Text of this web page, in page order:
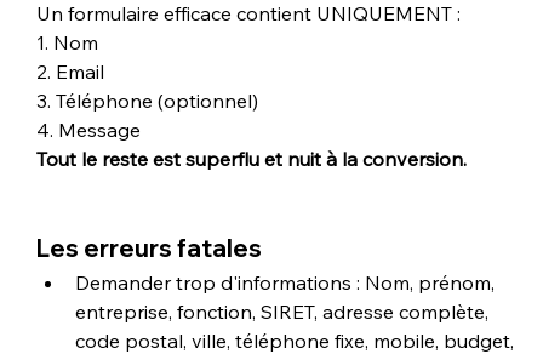
Un formulaire efficace contient UNIQUEMENT :
1. Nom
2. Email
3. Téléphone (optionnel)
4. Message
Tout le reste est superflu et nuit à la conversion.
Les erreurs fatales
Demander trop d'informations : Nom, prénom,
entreprise, fonction, SIRET, adresse complète,
code postal, ville, téléphone fixe, mobile, budget,